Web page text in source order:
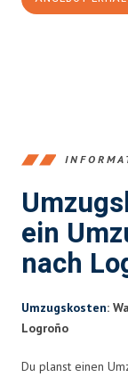
ein
nach
Umzugskosten:
Logroño
Du planst einen